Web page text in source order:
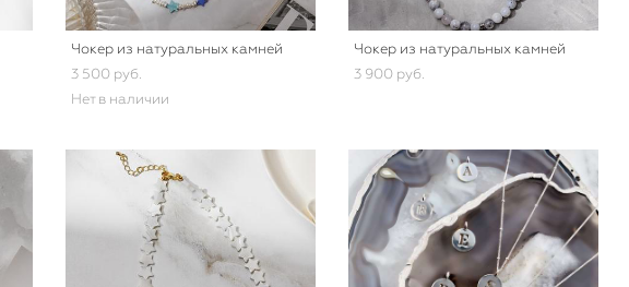
Чокер из натуральных камней
3 500 pуб.
Нет в наличии
Чокер из натуральных камней
3 900 pуб.